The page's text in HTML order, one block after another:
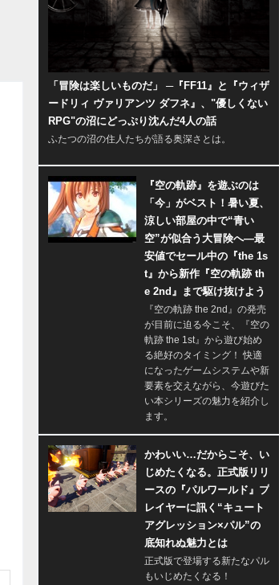
「冒険は楽しいものだ」 ─『FF11』と『ウィザ
ードリィ ヴァリアンツ ダフネ』、"優しくない
RPG"の沼にどっぷり沈んだ4人の話
ふたつの沼の住人たちが語る奥深さとは。
『空の軌跡』を遊ぶのは
「今」がベスト！暑い夏、
涼しい部屋の中で“青い
空”が似合う大冒険へ―最
安値でセール中の『the 1s
t』から新作『空の軌跡 th
e 2nd』まで駆け抜けよう
『空の軌跡 the 2nd』の発売
が目前に迫る今こそ、『空の
軌跡 the 1st』から遊び始め
る絶好のタイミング！ 快適
になったゲームシステムや新
要素を交えながら、今遊びた
い本シリーズの魅力を紹介し
ます。
かわいい…だからこそ、い
じめたくなる。正式版リリ
ースの『パルワールド』プ
レイヤーに訊く“キュート
アグレッション×パル”の
底知れぬ魅力とは
正式版で登場する新たなパル
もいじめたくなる！